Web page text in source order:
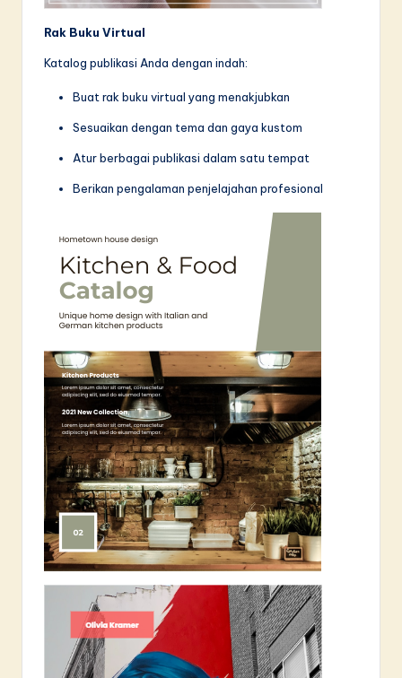
Rak Buku Virtual
Katalog publikasi Anda dengan indah:
Buat rak buku virtual yang menakjubkan
Sesuaikan dengan tema dan gaya kustom
Atur berbagai publikasi dalam satu tempat
Berikan pengalaman penjelajahan profesional